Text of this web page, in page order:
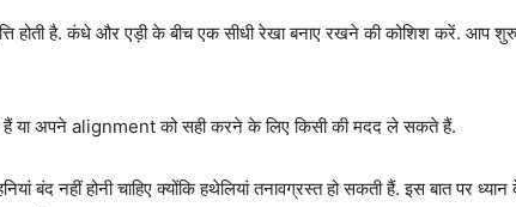
होती है. कंधे और एड़ी के बीच एक सीधी रेखा बनाए रखने की कोशिश करें. आप
हैं या अपने alignment को सही करने के लिए किसी की मदद ले सकते हैं.
बंद नहीं होनी चाहिए क्योंकि हथेलियां तनावग्रस्त हो सकती हैं. इस बात पर ध्यान